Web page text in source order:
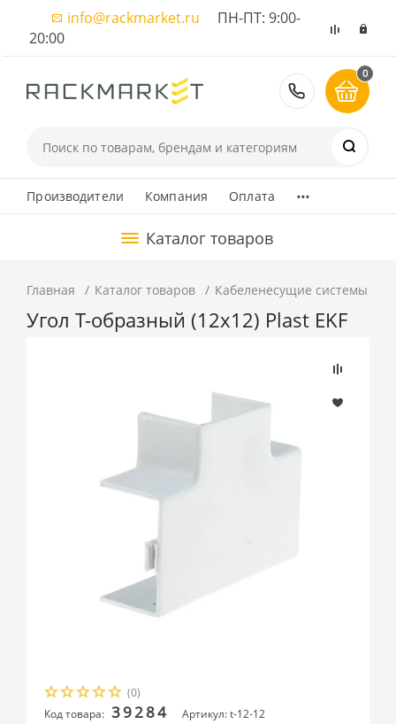
info@rackmarket.ru ПН-ПТ: 9:00-
20:00
8 (495)
0
Производители Компания Оплата ...
Каталог товаров
Главная Каталог товаров Кабеленесущие системы
Угол Т-образный (12x12) Plast EKF
(0)
Код товара: 39284
Артикул: t-12-12